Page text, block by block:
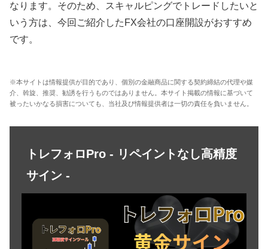
なります。そのため、スキャルピングでトレードしたいと
いう方は、今回ご紹介した FX会社の口座開設がおすすめ
です。
※本サイトは情報提供が目的であり、個別の金融商品に関する契約締結の代理や媒
介、斡旋、推奨、勧誘を行うものではありません。本サイト掲載の情報に基づいて
被ったいかなる損害についても、当社及び情報提供者は一切の責任を負いません。
トレフォロPro - リペイントなし高精度
サイン -